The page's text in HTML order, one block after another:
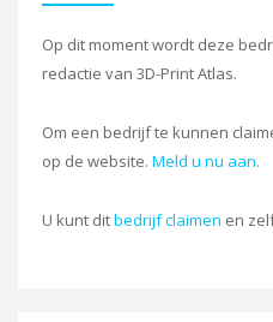
Op dit moment wordt deze
redactie van 3D-Print Atlas.
Om een bedrijf te kunnen
op de website. Meld u nu aan.
U kunt ditbedrijf claimen en